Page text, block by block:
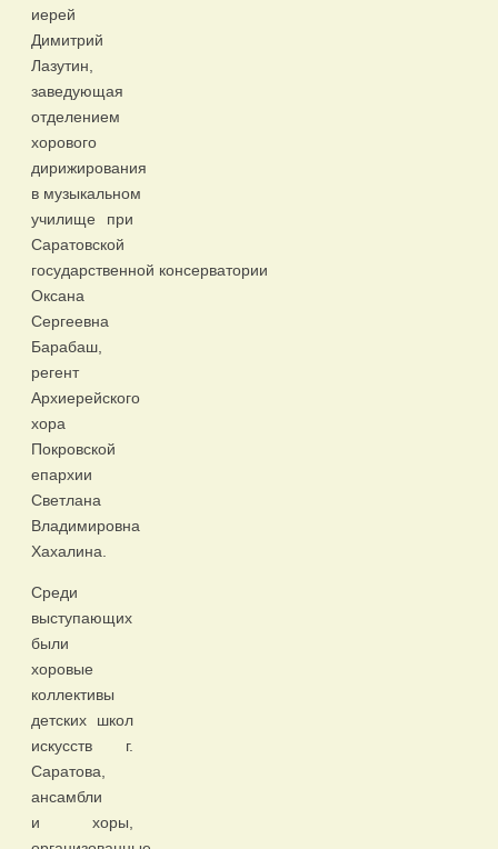
иерей
Димитрий
Лазутин,
заведующая
отделением
хорового
дирижирования
в музыкальном
училище при
Саратовской
государственной консерватории
Оксана
Сергеевна
Барабаш,
регент
Архиерейского
хора
Покровской
епархии
Светлана
Владимировна
Хахалина.
Среди
выступающих
были
хоровые
коллективы
детских школ
искусств г.
Саратова,
ансамбли
и хоры,